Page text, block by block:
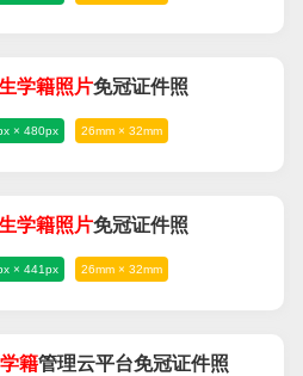
学籍照片免冠证件照
× 480px 26mm × 32mm
学籍照片免冠证件照
× 441px 26mm × 32mm
学籍管理云平台免冠证件照